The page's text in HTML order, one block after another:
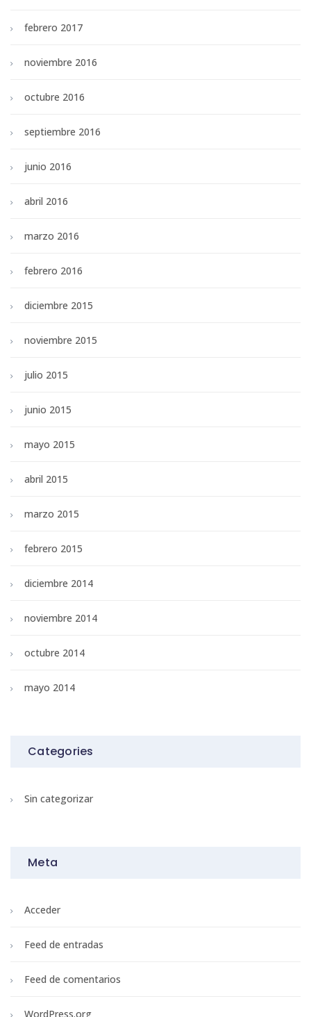
febrero 2017
noviembre 2016
octubre 2016
septiembre 2016
junio 2016
abril 2016
marzo 2016
febrero 2016
diciembre 2015
noviembre 2015
julio 2015
junio 2015
mayo 2015
abril 2015
marzo 2015
febrero 2015
diciembre 2014
noviembre 2014
octubre 2014
mayo 2014
Categories
Sin categorizar
Meta
Acceder
Feed de entradas
Feed de comentarios
WordPress.org